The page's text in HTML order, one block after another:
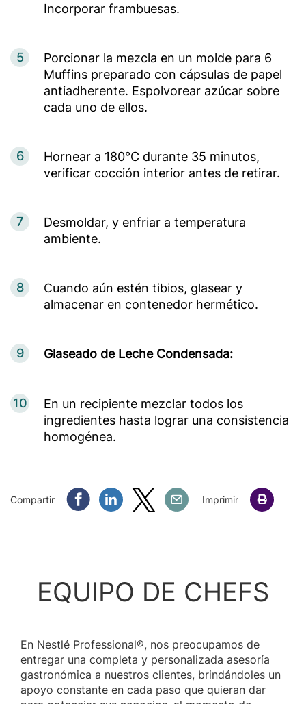
Incorporar frambuesas.
5
Porcionar la mezcla en un molde para 6
Muffins preparado con cápsulas de papel
antiadherente. Espolvorear azúcar sobre
cada uno de ellos.
6
Hornear a 180°C durante 35 minutos,
verificar cocción interior antes de retirar.
7
Desmoldar, y enfriar a temperatura
ambiente.
8
Cuando aún estén tibios, glasear y
almacenar en contenedor hermético.
9 Glaseado de Leche Condensada:
10
En un recipiente mezclar todos los
ingredientes hasta lograr una consistencia
homogénea.
Compartir Compartir Facebook
Compartir Linkedin
Compartir Twitter
Compartir Email
Imprimir
EQUIPO DE CHEFS
En Nestlé Professional®, nos preocupamos de
entregar una completa y personalizada asesoría
gastronómica a nuestros clientes, brindándoles un
apoyo constante en cada paso que quieran dar